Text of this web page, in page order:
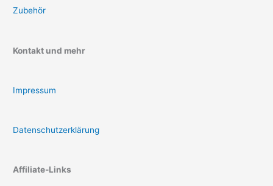
Zubehör
Kontakt und mehr
Impressum
Datenschutzerklärung
Affiliate-Links